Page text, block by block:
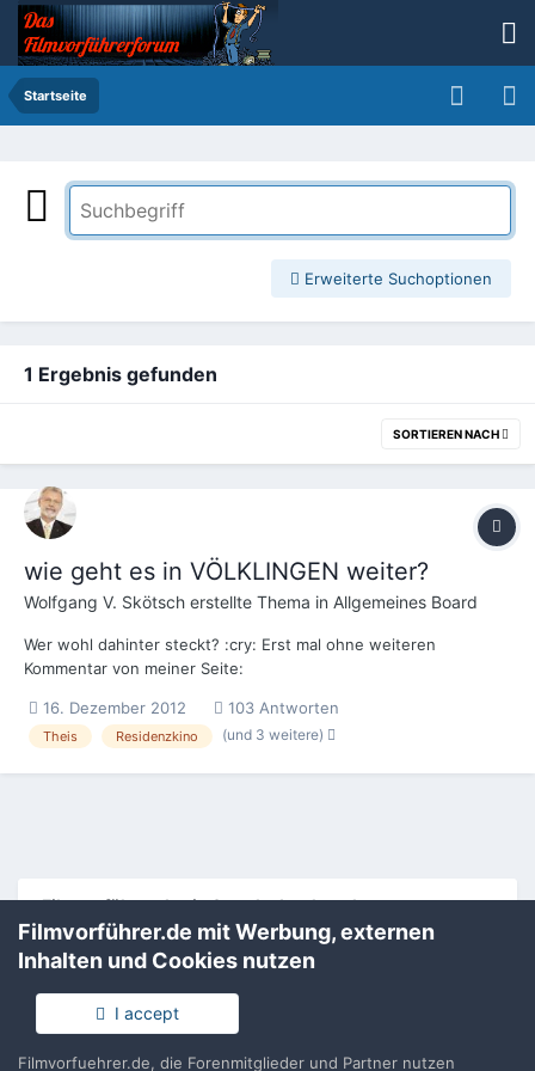
Startseite
Erweiterte Suchoptionen
1 Ergebnis gefunden
SORTIEREN NACH
wie geht es in VÖLKLINGEN weiter?
Wolfgang V. Skötsch erstellte Thema in Allgemeines Board
Wer wohl dahinter steckt? :cry: Erst mal ohne weiteren
Kommentar von meiner Seite:
16. Dezember 2012
103 Antworten
Theis Residenzkino (und 3 weitere)
Filmvorführer.de via Google durchsuchen:
Sprache
Impressum / Datenschutzerklärung
Nutzungsbedingungen
Filmvorführer.de mit Werbung, externen
Inhalten und Cookies nutzen
I accept
Filmvorfuehrer.de, die Forenmitglieder und Partner nutzen